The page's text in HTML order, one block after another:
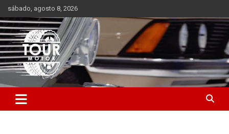
Saltar
al
contenido
sábado, agosto 8, 2026
Tour Motor
Plataforma de contenido audiovisual para el sector automotriz